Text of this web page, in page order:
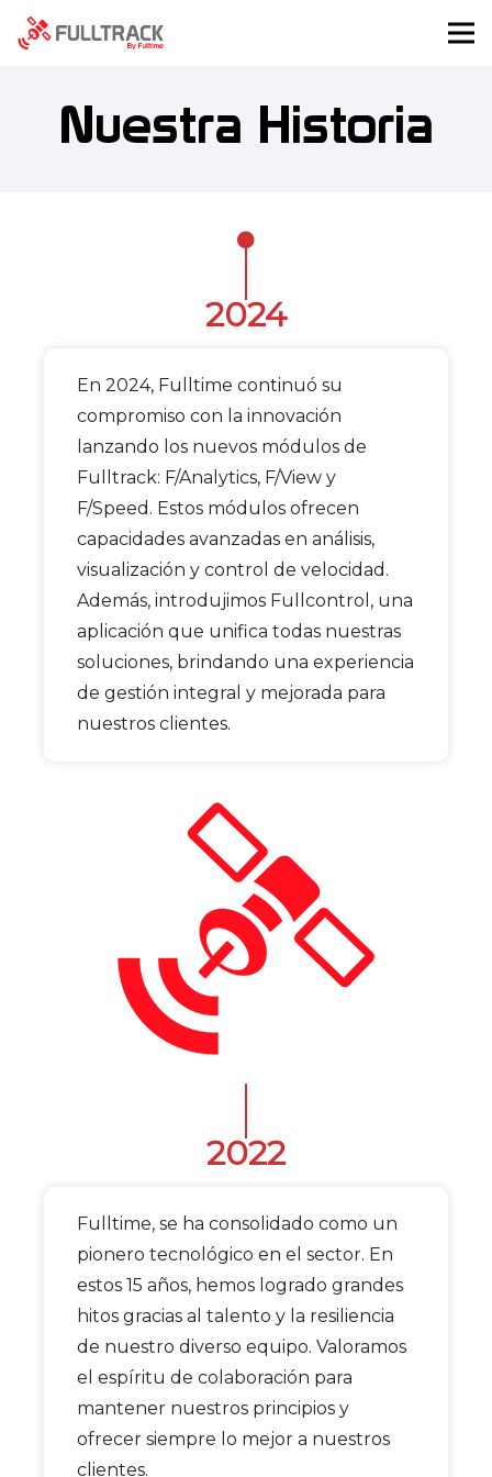
Nuestra Historia
2024
En 2024, Fulltime continuó su
compromiso con la innovación
lanzando los nuevos módulos de
Fulltrack: F/Analytics, F/View y
F/Speed. Estos módulos ofrecen
capacidades avanzadas en análisis,
visualización y control de velocidad.
Además, introdujimos Fullcontrol, una
aplicación que unifica todas nuestras
soluciones, brindando una experiencia
de gestión integral y mejorada para
nuestros clientes.
2022
Fulltime, se ha consolidado como un
pionero tecnológico en el sector. En
estos 15 años, hemos logrado grandes
hitos gracias al talento y la resiliencia
de nuestro diverso equipo. Valoramos
el espíritu de colaboración para
mantener nuestros principios y
ofrecer siempre lo mejor a nuestros
clientes.